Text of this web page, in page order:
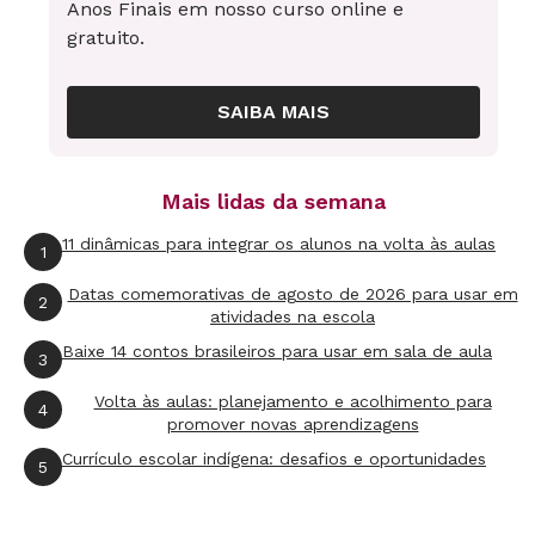
objetivo principal:buscar melhorias para todos
nós.").
Na aula seguinte, toda a sala ouviu cada
registraram tudo no caderno e, oralmente,
fizeram sugestões para tornar a defesa mais
persuasiva.
Refletir para convencer
Veja os elementos que contribuem para uma fala
persuasiva
Anos Finais em nosso curso online e
gratuito.
SAIBA MAIS
Mais lidas da semana
1 11 dinâmicas para integrar os alunos na volta às aulas
2
Datas comemorativas de agosto de 2026 para usar em
atividades na escola
3 Baixe 14 contos brasileiros para usar em sala de aula
4
Volta às aulas: planejamento e acolhimento para
promover novas aprendizagens
5 Currículo escolar indígena: desafios e oportunidades